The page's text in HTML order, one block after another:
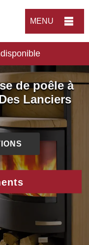
MENU
de poêle à
Lanciers